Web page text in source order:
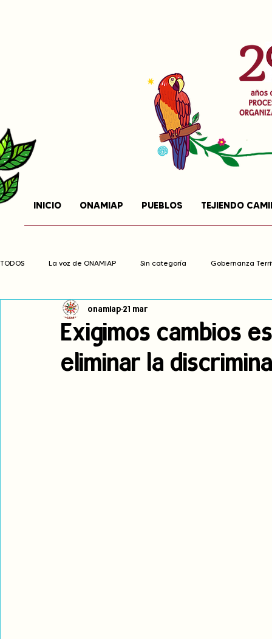
INICIO ONAMIAP PUEBLOS TEJIENDO
TODOS La voz de ONAMIAP Sin categoría Gobernanza
Cambio climático Navegador indígena
Pronunciamientos Observatorio de consulta previa
Exigimos cambios
eliminar la
onamiap 21 mar